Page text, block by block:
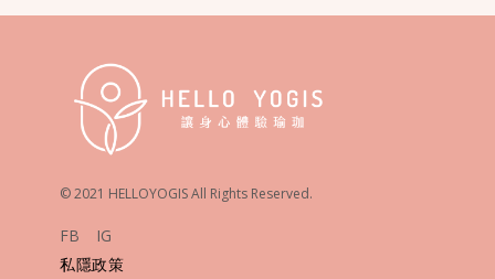
© 2021 HELLOYOGIS All Rights Reserved.
FB
IG
私隱政策